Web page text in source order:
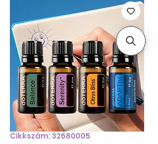
Cikkszám: 32680005